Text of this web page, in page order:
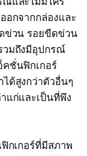
อกจากกล่องและ
ข่วน รอยขีดข่วน
วมถึงมีอุปกรณ์
คชั่นฟิกเกอร์
ด้สูงกว่าตัวอื่นๆ
แก่และเป็นที่พึง
กเกอร์ที่มีสภาพ